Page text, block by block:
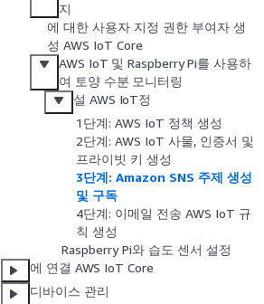
지
에 대한 사용자 지정 권한 부여자 생
성 AWS IoT Core
AWS IoT 및 Raspberry Pi를 사용하
여 토양 수분 모니터링
설 AWS IoT정
1단계: AWS IoT 정책 생성
2단계: AWS IoT 사물, 인증서 및
프라이빗 키 생성
3단계: Amazon SNS 주제 생성
및 구독
4단계: 이메일 전송 AWS IoT 규
칙 생성
Raspberry Pi와 습도 센서 설정
에 연결 AWS IoT Core
디바이스 관리